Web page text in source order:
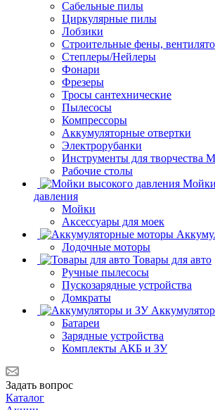
Сабельные пилы
Циркулярные пилы
Лобзики
Строительные фены,
Степлеры/Нейлеры
Фонари
Фрезеры
Тросы сантехнические
Пылесосы
Компрессоры
Аккумуляторные отвертки
Электрорубанки
Инструменты для творчества
Рабочие столы
давления
Мойки
Аксессуары для моек
Лодочные моторы
Товары для авто
Ручные пылесосы
Пускозарядные устройства
Домкраты
Батареи
Зарядные устройства
Комплекты АКБ и ЗУ
Задать вопрос
Каталог